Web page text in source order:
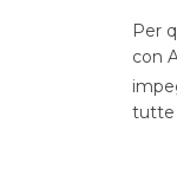
Per
con
tutte